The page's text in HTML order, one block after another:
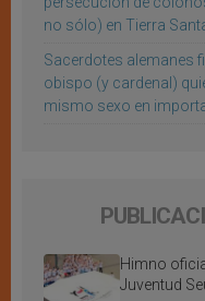
no sólo) en Tierra
Sacerdotes alemanes
obispo (y cardenal)
mismo sexo en
Himno
Juventud